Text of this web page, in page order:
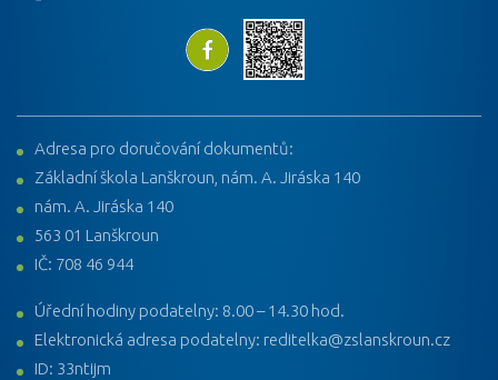
Adresa pro doručování dokumentů:
Základní škola Lanškroun, nám. A. Jiráska 140
nám. A. Jiráska 140
563 01 Lanškroun
IČ: 708 46 944
Úřední hodiny podatelny: 8.00 – 14.30 hod.
Elektronická adresa podatelny: reditelka@zslanskroun.cz
ID: 33ntijm